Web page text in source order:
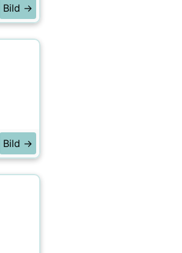
Bild →
Bild →